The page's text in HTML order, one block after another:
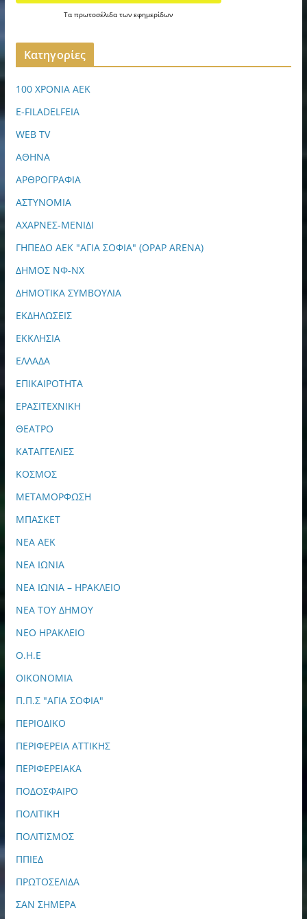
Ταπρωτοσέλιδατωνεφημερίδων
Kατηγορίες
100 ΧΡΟΝΙΑ ΑΕΚ
E-FILADELFEIA
WEB TV
ΑΘΗΝΑ
ΑΡΘΡΟΓΡΑΦΙΑ
ΑΣΤΥΝΟΜΙΑ
ΑΧΑΡΝΕΣ-ΜΕΝΙΔΙ
ΓΗΠΕΔΟ ΑΕΚ "ΑΓΙΑ ΣΟΦΙΑ" (OPAP ARENA)
ΔΗΜΟΣ ΝΦ-ΝΧ
ΔΗΜΟΤΙΚΑ ΣΥΜΒΟΥΛΙΑ
ΕΚΔΗΛΩΣΕΙΣ
ΕΚΚΛΗΣΙΑ
ΕΛΛΑΔΑ
ΕΠΙΚΑΙΡΟΤΗΤΑ
ΕΡΑΣΙΤΕΧΝΙΚΗ
ΘΕΑΤΡΟ
ΚΑΤΑΓΓΕΛΙΕΣ
ΚΟΣΜΟΣ
ΜΕΤΑΜΟΡΦΩΣΗ
ΜΠΑΣΚΕΤ
ΝΕΑ ΑΕΚ
ΝΕΑ ΙΩΝΙΑ
ΝΕΑ ΙΩΝΙΑ – ΗΡΑΚΛΕΙΟ
ΝΕΑ ΤΟΥ ΔΗΜΟΥ
ΝΕΟ ΗΡΑΚΛΕΙΟ
Ο.Η.Ε
ΟΙΚΟΝΟΜΙΑ
Π.Π.Σ "ΑΓΙΑ ΣΟΦΙΑ"
ΠΕΡΙΟΔΙΚΟ
ΠΕΡΙΦΕΡΕΙΑ ΑΤΤΙΚΗΣ
ΠΕΡΙΦΕΡΕΙΑΚΑ
ΠΟΔΟΣΦΑΙΡΟ
ΠΟΛΙΤΙΚΗ
ΠΟΛΙΤΙΣΜΟΣ
ΠΠΙΕΔ
ΠΡΩΤΟΣΕΛΙΔΑ
ΣΑΝ ΣΗΜΕΡΑ